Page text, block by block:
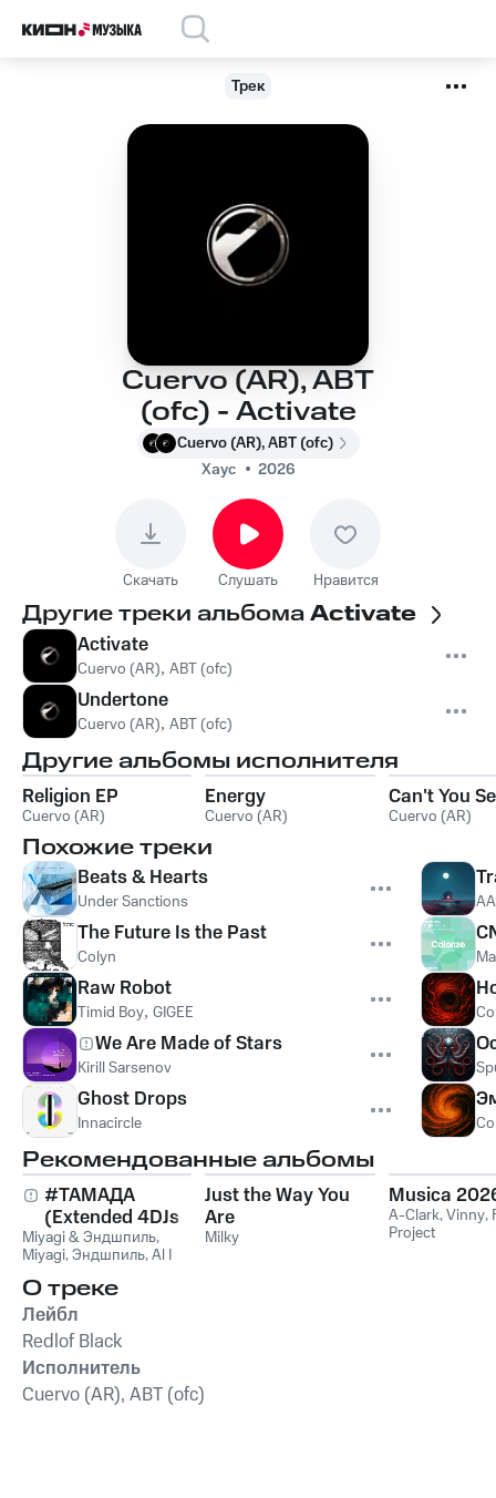
Трек
Cuervo (AR), ABT
(ofc) - Activate
Cuervo (AR), ABT (ofc)
Хаус
2026
Скачать Слушать Нравится
Другие треки альбомаActivate
Activate
Cuervo (AR), ABT (ofc)
Undertone
Cuervo (AR), ABT (ofc)
Другие альбомы исполнителя
Religion EP
Cuervo (AR)
Energy
Cuervo (AR)
Can't You
Cuervo (AR)
Похожие треки
Beats & Hearts
Under Sanctions
The Future Is the Past
Colyn
Raw Robot
Timid Boy, GIGEE
We Are Made of Stars
Kirill Sarsenov
Ghost Drops
Innacircle
Рекомендованные альбомы
#ТАМАДА
(Extended 4DJs
Pack)
Miyagi & Эндшпиль,
Miyagi,Эндшпиль,Al I
Just the Way You
Are
Milky
Musica
A-Clark,Vinny,
Project
О треке
Лейбл
Redlof Black
Исполнитель
Cuervo (AR), ABT (ofc)